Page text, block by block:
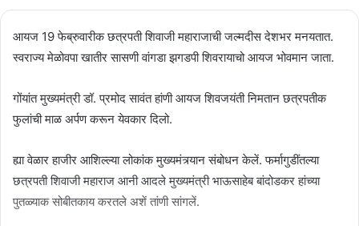
आयज 19 फेब्रुवारीक छत्रपती शिवाजी महाराजाची जल्मदीस देशभर मनयतात.
स्वराज्य मेळोवपा खातीर सासणी वांगडा झगडपी शिवरायाचो आयज भोवमान जाता.
गोंयांत मुख्यमंत्री डॉ. प्रमोद सावंत हांणी आयज शिवजयंती निमतान छत्रपतीक
फुलांची माळ अर्पण करून येवकार दिलो.
ह्या वेळार हाजीर आशिल्ल्या लोकांक मुख्यमंत्र्यान संबोधन केलें. फर्मागुडींतल्या
छत्रपती शिवाजी महाराज आनी आदले मुख्यमंत्री भाऊसाहेब बांदोडकर हांच्या
पुतळ्याक सोबीतकाय करतले अशें तांणी सांगलें.